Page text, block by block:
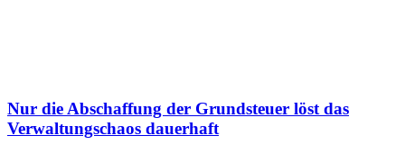
Nur die Abschaffung der Grundsteuer löst das
Verwaltungschaos dauerhaft